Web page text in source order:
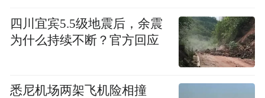
四川宜宾5.5级地震后，余震
为什么持续不断？官方回应
悉尼机场两架飞机险相撞